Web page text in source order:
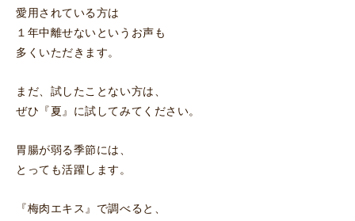
愛用されている方は
１年中離せないというお声も
多くいただきます。
まだ、試したことない方は、
ぜひ『夏』に試してみてください。
胃腸が弱る季節には、
とっても活躍します。
『梅肉エキス』で調べると、